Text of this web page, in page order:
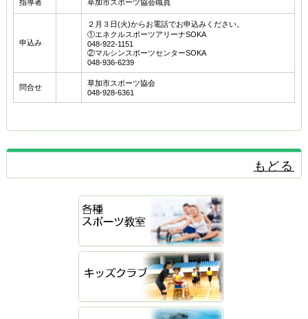
指導者 草加市スポーツ協会職員
申込み
２月３日(火)からお電話でお申込みください。
①エネクルスポーツアリーナSOKA
048-922-1151
②マルシンスポーツセンターSOKA
048-936-6239
問合せ
草加市スポーツ協会
048-928-6361
もどる